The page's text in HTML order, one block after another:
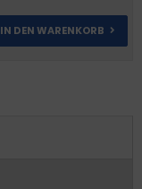
IN DEN WARENKORB